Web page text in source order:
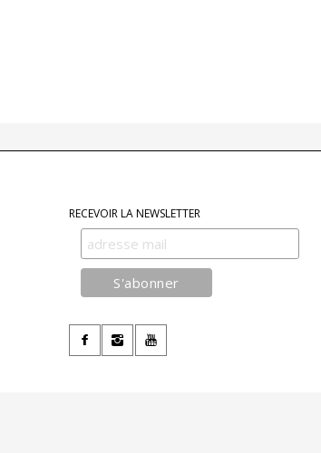
RECEVOIR LA NEWSLETTER